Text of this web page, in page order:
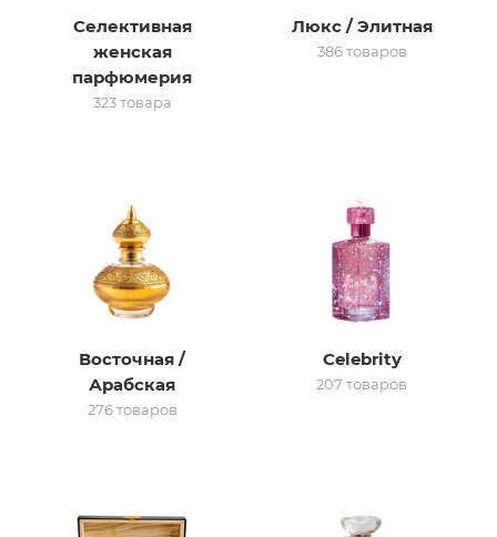
сертификат
Селективная
женская
парфюмерия
323 товара
Люкс / Элитная
386 товаров
Восточная /
Арабская
276 товаров
Celebrity
207 товаров